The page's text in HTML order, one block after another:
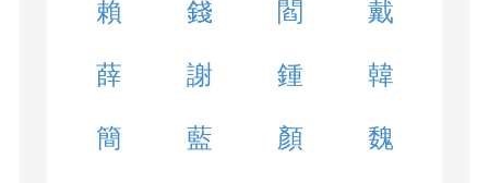
賴 錢 閻 戴
薛 謝 鍾 韓
簡 藍 顏 魏